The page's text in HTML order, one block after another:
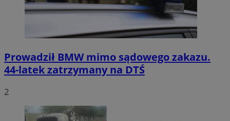
Prowadził BMW mimo sądowego zakazu.
44-latek zatrzymany na DTŚ
2